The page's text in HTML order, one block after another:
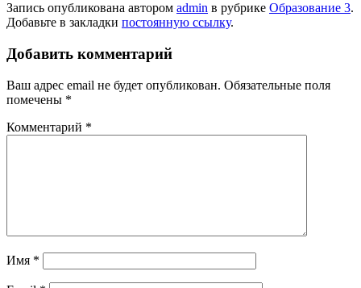
Запись опубликована автором admin в рубрике Образование 3.
Добавьте в закладки постоянную ссылку.
Добавить комментарий
Ваш адрес email не будет опубликован. Обязательные поля
помечены *
Комментарий *
Имя *